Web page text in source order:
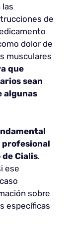
las
de
dolor de
musculares
que
sean
algunas
profesional
Cialis.
ese
sobre
específicas